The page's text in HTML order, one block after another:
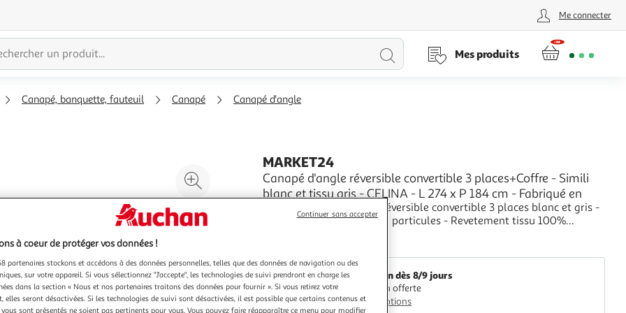
Me connecter
Lancer
Mes produits
Canapé, banquette, fauteuil Canapé Canapé d'angle
Agrandir
l'illustration
à
200%
Réduire
l'illustration
100
%
le
produit
MARKET24
Canapé d'angle réversible convertible 3 places+Coffre - Simili
blanc et tissu gris - CELINA - L 274 x P 184 cm - Fabriqué en
CELINA Canapé d'angle réversible convertible 3 places blanc et gris -
Structure en panneaux de particules - Revetement tissu 100%
Couchage d'appoint 149 x 190 cm - Assise
Livraison dès 8/9 jours
Livraison offerte
Plus d'options
à coeur de protéger vos données !
partenaires stockons et accédons à des données personnelles, telles que des données de navigation ou des
sur votre appareil. Si vous sélectionnez "J'accepte", les technologies de suivi prendront en charge les
dans la section « Nous et nos partenaires traitons des données pour fournir ». Si vous retirez votre
elles seront désactivées. Si les technologies de suivi sont désactivées, il est possible que certains contenus et
sont présentés ne soient pas pertinents pour vous. Vous pouvez faire réapparaître ce menu pour modifier
Continuer sans accepter